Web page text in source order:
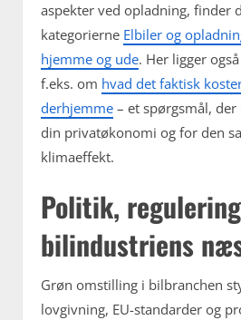
aspekter ved opladning, finder
kategorierne Elbiler og
hjemme og ude. Her ligger
f.eks. om hvad det faktisk
derhjemme – et spørgsmål,
din privatøkonomi og for den
klimaeffekt.
Politik,
bilindustriens
Grøn omstilling i bilbranchen
lovgivning, EU-standarder og